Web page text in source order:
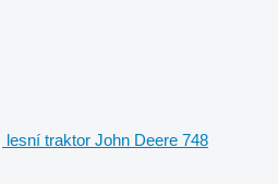
lesní traktor John Deere 748